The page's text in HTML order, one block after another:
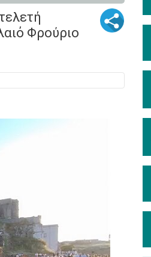
Φρούριο